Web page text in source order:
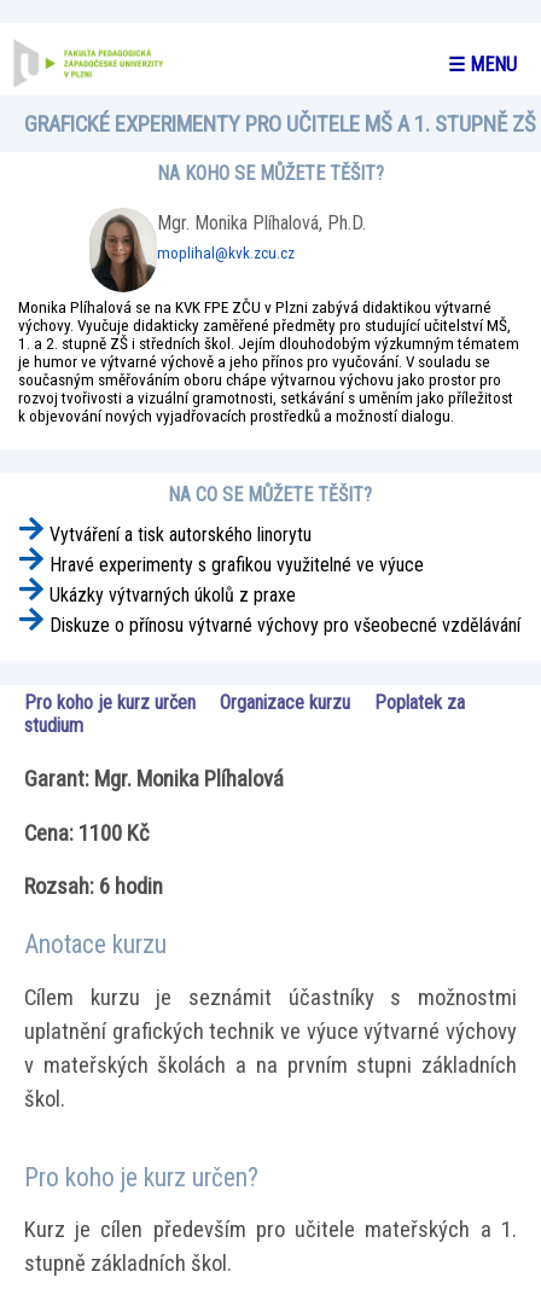
☰ MENU
GRAFICKÉ EXPERIMENTY PRO UČITELE MŠ A 1. STUPNĚ ZŠ
NA KOHO SE MŮŽETE TĚŠIT?
Mgr. Monika Plíhalová, Ph.D.
moplihal@kvk.zcu.cz
Monika Plíhalová se na KVK FPE ZČU v Plzni zabývá didaktikou výtvarné
výchovy. Vyučuje didakticky zaměřené předměty pro studující učitelství MŠ,
1. a 2. stupně ZŠ i středních škol. Jejím dlouhodobým výzkumným tématem
je humor ve výtvarné výchově a jeho přínos pro vyučování. V souladu se
současným směřováním oboru chápe výtvarnou výchovu jako prostor pro
rozvoj tvořivosti a vizuální gramotnosti, setkávání s uměním jako příležitost
k objevování nových vyjadřovacích prostředků a možností dialogu.
NA CO SE MŮŽETE TĚŠIT?
Vytváření a tisk autorského linorytu
Hravé experimenty s grafikou využitelné ve výuce
Ukázky výtvarných úkolů z praxe
Diskuze o přínosu výtvarné výchovy pro všeobecné vzdělávání
Pro koho je kurz určen Organizace kurzu
Poplatek za
studium
Garant: Mgr. Monika Plíhalová
Cena: 1100 Kč
Rozsah: 6 hodin
Anotace kurzu
Cílem kurzu je seznámit účastníky s možnostmi
uplatnění grafických technik ve výuce výtvarné výchovy
v mateřských školách a na prvním stupni základních
škol.
Pro koho je kurz určen?
Kurz je cílen především pro učitele mateřských a 1.
stupně základních škol.